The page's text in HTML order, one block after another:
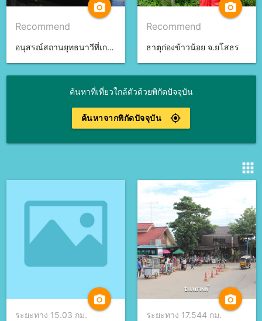
camera_alt
Recommend
อนุสรณ์สถานยุทธนาวีที่เกาะช้าง จ.ตราด
camera_alt
Recommend
ธาตุก่องข้าวน้อย จ.ยโสธร
ค้นหาที่เที่ยวใกล้ตัวด้วยพิกัดปัจจุบัน
gps_fixed
ค้นหาจากพิกัดปัจจุบัน
apps
camera_alt
ระยะทาง 15.03 กม.
camera_alt
ระยะทาง 17.544 กม.